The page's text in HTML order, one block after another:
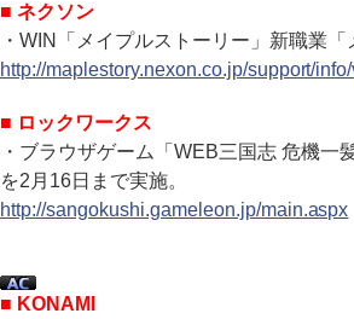
■ ネクソン
・WIN「メイプルストーリー」新職業
http://maplestory.nexon.co.jp/support/
■ ロックワークス
・ブラウザゲーム「WEB三国志 危機一
を2月16日まで実施。
http://sangokushi.gameleon.jp/main.aspx
■ KONAMI